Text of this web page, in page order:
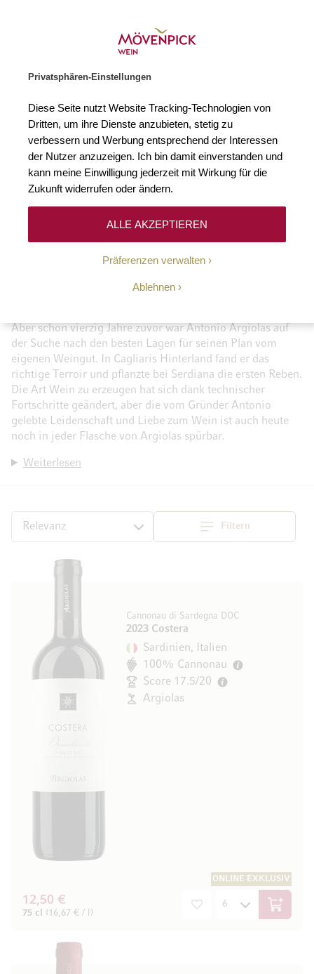
Privatsphären-Einstellungen
Diese Seite nutzt Website Tracking-Technologien von
Dritten, um ihre Dienste anzubieten, stetig zu
verbessern und Werbung entsprechend der Interessen
der Nutzer anzuzeigen. Ich bin damit einverstanden und
kann meine Einwilligung jederzeit mit Wirkung für die
Zukunft widerrufen oder ändern.
Präferenzen verwalten
Ablehnen
ALLE AKZEPTIEREN
Argiolas
Sardinien ist nach Sizilien die zweitgrößte Insel des
Mittelmeeres. Den Party-Jet-Set lockt die Costa Smeralda
mit Sonnengarantie und Traumstränden, die meist
jüngeren Besucher mit zahlreichen „instagrammable
davon allerdings deutlich weniger als der „große“ Bruder
im Süden, Böden und Klima schränken den Anbau
Aber schon vierzig Jahre zuvor war Antonio Argiolas auf
der Suche nach den besten Lagen für seinen Plan vom
eigenen Weingut. In Cagliaris Hinterland fand er das
richtige Terroir und pflanzte bei Serdiana die ersten Reben.
Die Art Wein zu erzeugen hat sich dank technischer
Fortschritte geändert, aber die vom Gründer Antonio
gelebte Leidenschaft und Liebe zum Wein ist auch heute
noch in jeder Flasche von Argiolas spürbar.
Weiterlesen
Filtern
SortierenTop
Cannonau di Sardegna DOC
2023 Costera
Sardinien, Italien
100% Cannonau
Score 17.5/20
Argiolas
ONLINE EXKLUSIV
12,50 €
75 cl (16,67 € / l) In den